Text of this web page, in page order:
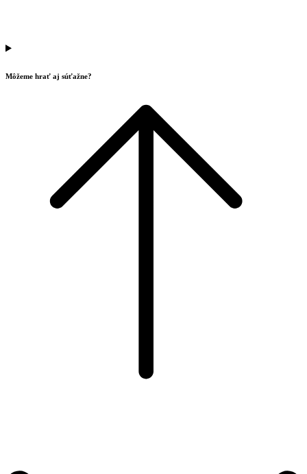
Môžeme hrať aj súťažne?